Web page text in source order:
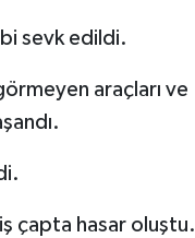
sevk edildi.
araçları ve
çapta hasar oluştu.